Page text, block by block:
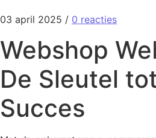
03 april 2025 / 0 reacties
Webshop
De Sleutel
Succes